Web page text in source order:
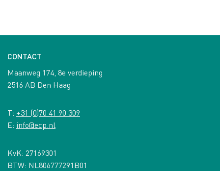
CONTACT
Maanweg 174, 8e verdieping
2516 AB Den Haag
T: +31 (0)70 41 90 309
E: info@ecp.nl
KvK: 27169301
BTW: NL806777291B01